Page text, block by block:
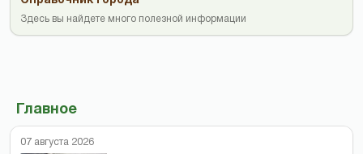
Здесь вы найдете много полезной информации
Главное
07 августа 2026